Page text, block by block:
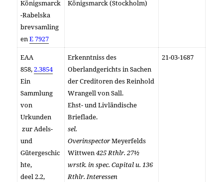
Königsmarck
-Rabelska
brevsamling
enE 7927
Königsmarck (Stockholm)
EAA
858,2.3854
Ein
Sammlung
von
Urkunden
zur Adels-
und
Gütergeschic
hte,
deel 2.2,
Erkenntniss des
Oberlandgerichts in Sachen
der Creditoren des Reinhold
Wrangell von Sall.
Ehst- und Livländische
Brieflade.
sel.
OverinspectorMeyerfelds
Wittwen425 Rthlr. 27½
wrstk. in spec. Capital u. 136
Rthlr. Interessen
21-03-1687